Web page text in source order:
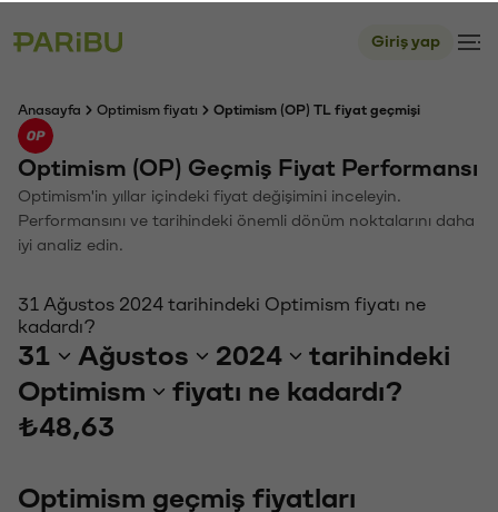
Giriş yap
Anasayfa Optimism fiyatı Optimism (OP) TL fiyat geçmişi
Optimism (OP) Geçmiş Fiyat Performansı
Optimism'in yıllar içindeki fiyat değişimini inceleyin.
Performansını ve tarihindeki önemli dönüm noktalarını daha
iyi analiz edin.
31 Ağustos 2024 tarihindeki Optimism fiyatı ne
kadardı?
31 Ağustos 2024
tarihindeki
Optimism
fiyatı ne kadardı?
₺48,63
Optimism geçmiş fiyatları